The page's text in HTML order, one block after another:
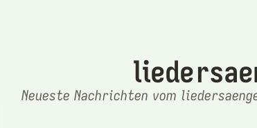
Neueste Nachrichten vom